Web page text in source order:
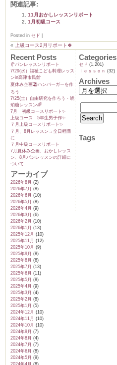
関連記事:
11月おかしレッスンリポート
1月初級コース
Posted in セド
« 上級コース2月リポート🍀
Recent Posts
🥐パンレッスンリポート
7/29(水）福祉こども料理レッス
ンin高津市民館
夏休み企画🏖️ハンバーガーを作
ろう
7/25(土）自由研究を作ろう・琥
珀糖レッスン🌈
7月 初級コースリポート✨️
上級コース 5年生男子作✨️
７月上級コースリポート✨️
７月、8月レッスン→全日程🈵
に
７月中級コースリポート
7月夏休み企画、おかしレッス
ン、8月パンレッスンの詳細に
ついて
アーカイブ
2026年8月 (2)
2026年7月 (8)
2026年6月 (10)
2026年5月 (8)
2026年4月 (9)
2026年3月 (6)
2026年2月 (10)
2026年1月 (13)
2025年12月 (10)
2025年11月 (12)
2025年10月 (9)
2025年9月 (8)
2025年8月 (6)
2025年7月 (13)
2025年6月 (11)
2025年5月 (8)
2025年4月 (9)
2025年3月 (4)
2025年2月 (8)
2025年1月 (5)
2024年12月 (10)
2024年11月 (10)
2024年10月 (10)
2024年9月 (7)
2024年8月 (4)
2024年7月 (7)
2024年6月 (8)
2024年5月 (9)
2024年4月 (8)
Categories
セド (1,201)
ｌｅｓｓｏｎ (32)
Archives
Tags